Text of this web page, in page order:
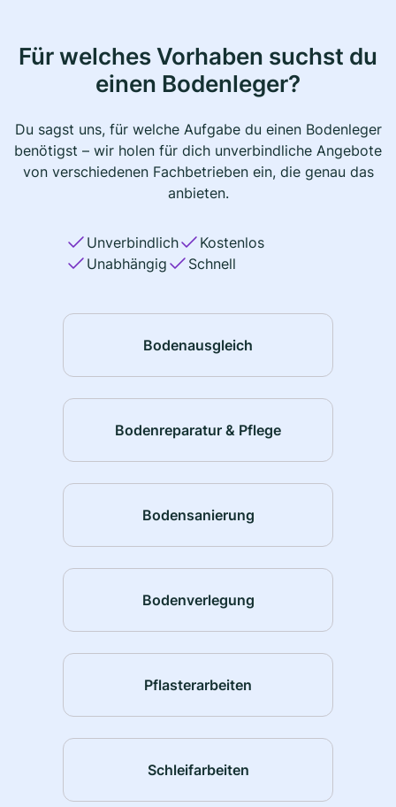
Für welches Vorhaben suchst du
einen Bodenleger?
Du sagst uns, für welche Aufgabe du einen Bodenleger
benötigst – wir holen für dich unverbindliche Angebote
von verschiedenen Fachbetrieben ein, die genau das
anbieten.
Unverbindlich
Kostenlos
Unabhängig
Schnell
Bodenausgleich
Bodenreparatur & Pflege
Bodensanierung
Bodenverlegung
Pflasterarbeiten
Schleifarbeiten